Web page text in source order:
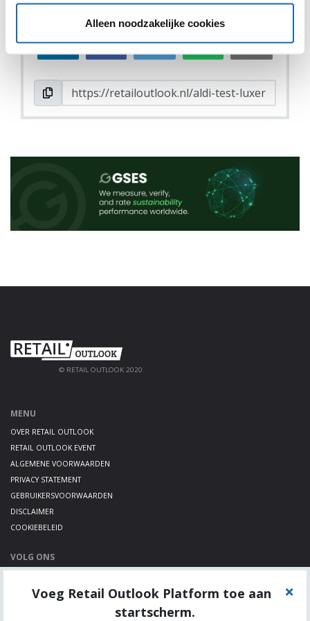
Alleen noodzakelijke cookies
DEEL DIT IN JOUW NETWERK
© RETAIL OUTLOOK 2020
MENU
OVER RETAIL OUTLOOK
RETAIL OUTLOOK EVENT
ALGEMENE VOORWAARDEN
PRIVACY STATEMENT
GEBRUIKERSVOORWAARDEN
DISCLAIMER
COOKIEBELEID
VOLG ONS
TWITTER
Voeg Retail Outlook Platform toe aan
startscherm.